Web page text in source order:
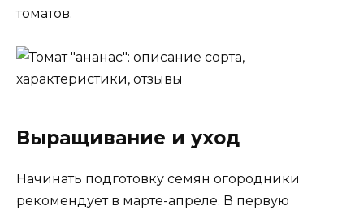
томатов.
Выращивание и уход
Начинать подготовку семян огородники
рекомендует в марте-апреле. В первую